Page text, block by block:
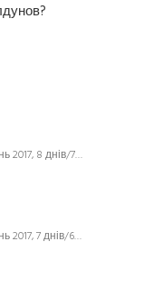
2017, 8 днів/7…
2017, 7 днів/6…